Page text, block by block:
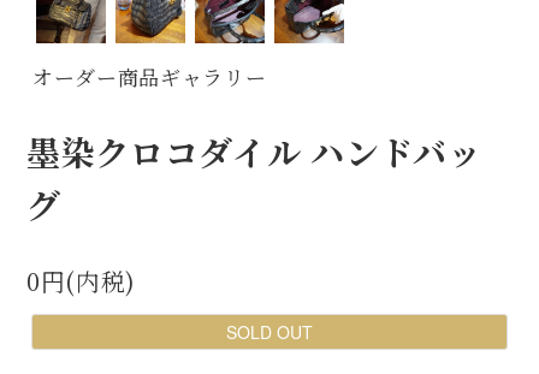
オーダー商品ギャラリー
墨染クロコダイル ハンドバッ
グ
0円(内税)
SOLD OUT